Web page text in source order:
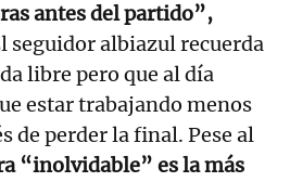
antes del partido”,
seguidor albiazul recuerda
libre pero que al día
estar trabajando menos
de perder la final. Pese al
“inolvidable” es la más